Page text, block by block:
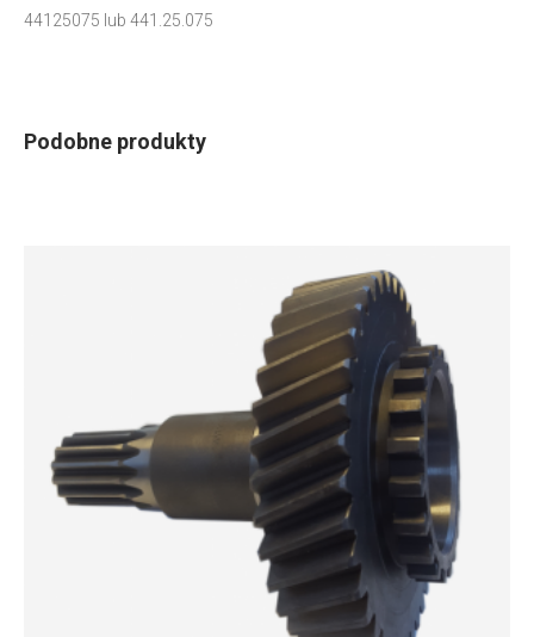
44125075 lub 441.25.075
Podobne produkty